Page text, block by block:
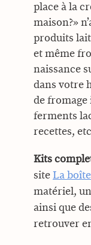
place à la
maison?»
produits
et même
naissance
dans votre
de fromage
ferments
recettes,
Kits
site La
matériel,
ainsi que
retrouver